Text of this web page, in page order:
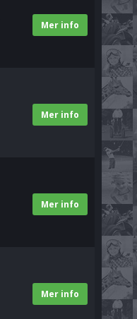
Mer info
Mer info
Mer info
Mer info